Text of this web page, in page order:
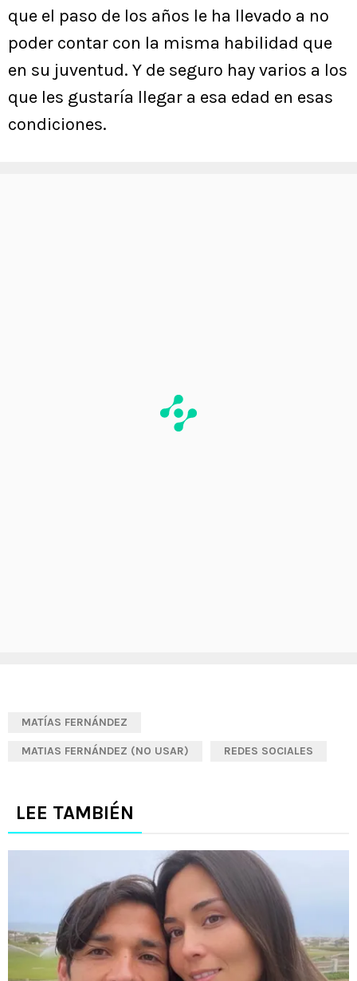
que el paso de los años le ha llevado a no
poder contar con la misma habilidad que
en su juventud. Y de seguro hay varios a los
que les gustaría llegar a esa edad en esas
condiciones.
MATÍAS FERNÁNDEZ
MATIAS FERNÁNDEZ (NO USAR) REDES SOCIALES
LEE TAMBIÉN